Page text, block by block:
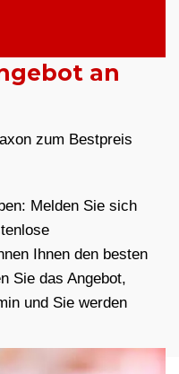
an
zum Bestpreis
Melden Sie sich
Ihnen den besten
Sie das Angebot,
und Sie werden